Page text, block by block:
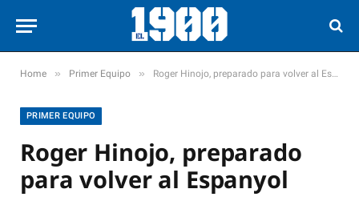
Home » Primer Equipo » Roger Hinojo, preparado para volver al Espanyol
PRIMER EQUIPO
Roger Hinojo, preparado
para volver al Espanyol